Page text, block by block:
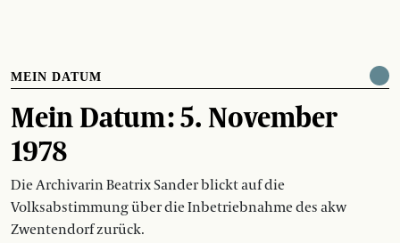
MEIN DATUM
Mein Datum : 5. November
1978
Die Archivarin Beatrix Sander blickt auf die
Volksabstimmung über die Inbetriebnahme des akw
Zwentendorf zurück.